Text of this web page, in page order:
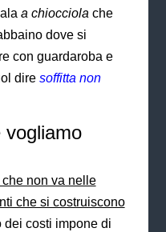
a chiocciola che
dove si
con guardaroba e
dire soffitta non
vogliamo
non va nelle
che si costruiscono
dei costi impone di